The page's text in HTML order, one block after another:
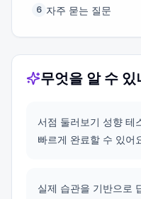
6 자주 묻는 질문
무엇을 알 수 있
서점 둘러보기 성향 테
빠르게 완료할 수 있어
실제 습관을 기반으로